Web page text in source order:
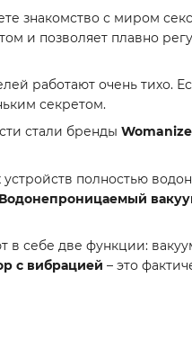
знакомство с миром
и позволяет плавно
работают очень тихо.
секретом.
стали бренды
полностью
Водонепроницаемый
в себе две функции:
с вибрацией – это